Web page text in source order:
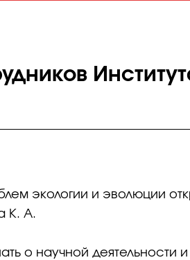
экологии и эволюции
К. А.
о научной деятельности